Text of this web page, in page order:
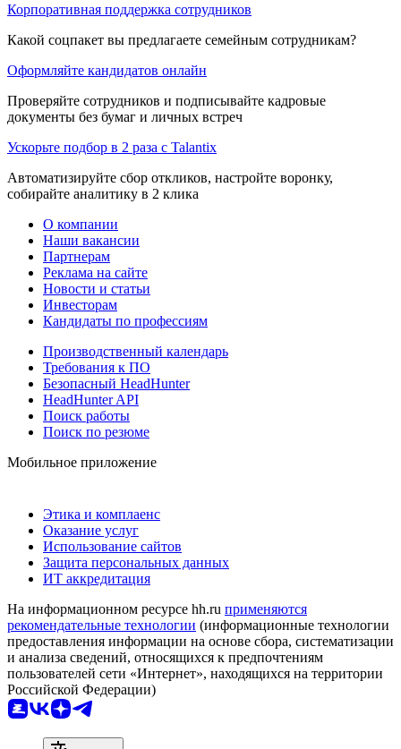
Корпоративная поддержка сотрудников
Какой соцпакет вы предлагаете семейным сотрудникам?
Оформляйте кандидатов онлайн
Проверяйте сотрудников и подписывайте кадровые
документы без бумаг и личных встреч
Ускорьте подбор в 2 раза с Talantix
Автоматизируйте сбор откликов, настройте воронку,
собирайте аналитику в 2 клика
О компании
Наши вакансии
Партнерам
Реклама на сайте
Новости и статьи
Инвесторам
Кандидаты по профессиям
Производственный календарь
Требования к ПО
Безопасный HeadHunter
HeadHunter API
Поиск работы
Поиск по резюме
Мобильное приложение
Этика и комплаенс
Оказание услуг
Использование сайтов
Защита персональных данных
ИТ аккредитация
На информационном ресурсе hh.ru применяются
рекомендательные технологии (информационные технологии
предоставления информации на основе сбора, систематизации
и анализа сведений, относящихся к предпочтениям
пользователей сети «Интернет», находящихся на территории
Российской Федерации)